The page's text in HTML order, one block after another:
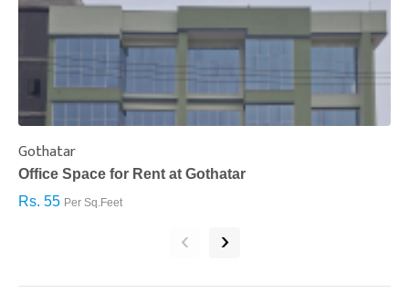
Gothatar
Office Space for Rent at Gothatar
Rs. 55 Per Sq.Feet
‹ ›